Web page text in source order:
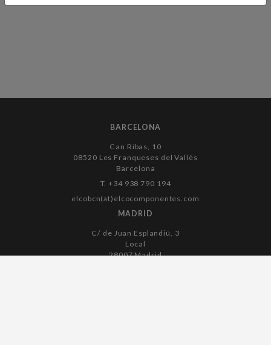
BARCELONA
Can Ribas, 10
08520 Les Franqueses del Vallès
Barcelona
T. +34 938 790 194
elcobcn(at)elcocomponentes.com
MADRID
C/ de Juan Esplandiú, 3
Local
28007 Madrid